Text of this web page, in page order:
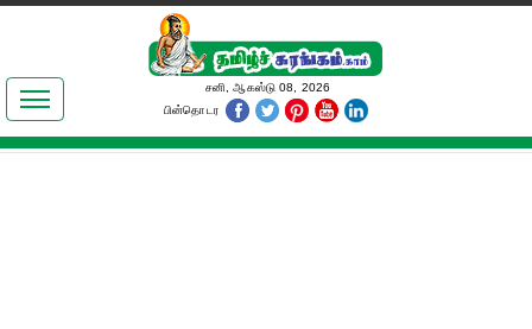
இலக்கியங்கள்
தமிழ் உலகம்
சனி, ஆகஸ்டு 08, 2026
பின்தொடர